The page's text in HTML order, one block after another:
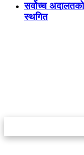
सर्वोच्च
स्थगित